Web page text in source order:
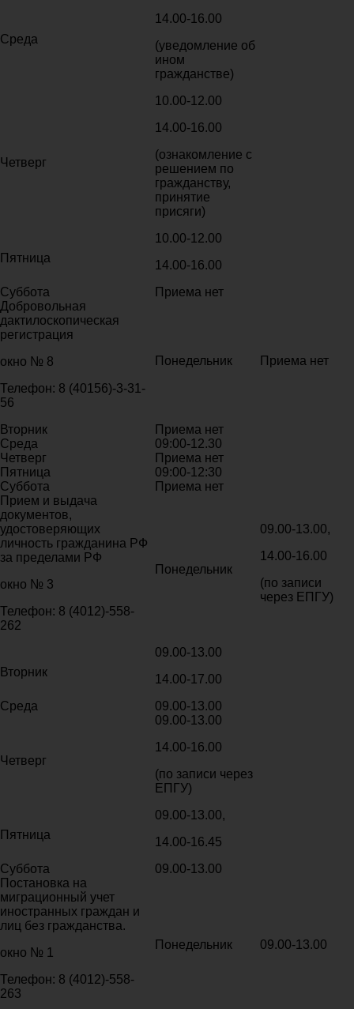
Среда
14.00-16.00
(уведомление об
ином
гражданстве)
Четверг
10.00-12.00
14.00-16.00
(ознакомление с
решением по
гражданству,
принятие
присяги)
Пятница
10.00-12.00
14.00-16.00
Суббота
Приема нет
Добровольная
дактилоскопическая
регистрация
окно № 8
Телефон: 8 (40156)-3-31-
56
Понедельник Приема нет
Вторник
Приема нет
Среда
09:00-12.30
Четверг
Приема нет
Пятница
09:00-12:30
Суббота
Приема нет
Прием и выдача
документов,
удостоверяющих
личность гражданина РФ
за пределами РФ
окно № 3
Телефон: 8 (4012)-558-
262
Понедельник
09.00-13.00,
14.00-16.00
(по записи
через ЕПГУ)
Вторник
09.00-13.00
14.00-17.00
Среда
09.00-13.00
Четверг
09.00-13.00
14.00-16.00
(по записи через
ЕПГУ)
Пятница
09.00-13.00,
14.00-16.45
Суббота
09.00-13.00
Постановка на
миграционный учет
иностранных граждан и
лиц без гражданства.
окно № 1
Телефон: 8 (4012)-558-
263
Понедельник 09.00-13.00